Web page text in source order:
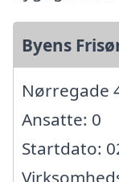
Byens
Nørregade
Ansatte: 0
Startdato: